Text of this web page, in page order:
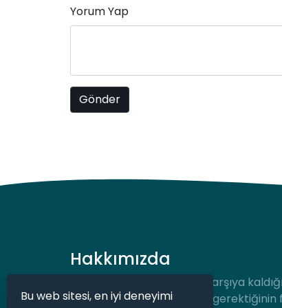
Yorum Yap
Hakkımızda
Hukuki bir durum ile karşı karşıya
desteğe hızlıca ulaşmanız
Bu web sitesi, en iyi deneyimi